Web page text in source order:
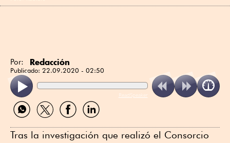
Por: Redacción
Publicado: 22.09.2020 - 02:50
ReadSpeaker
Compartir
por
Compartir
por
Compartir
por
Compartir
por
Tras la investigación que realizó el Consorcio